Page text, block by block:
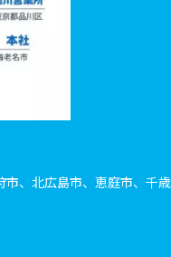
、北広島市、恵庭市、千歳